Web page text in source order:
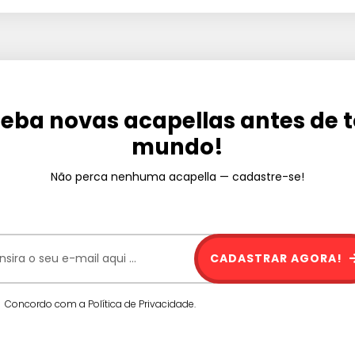
novas acapellas antes de
mundo!
Não perca nenhuma acapella — cadastre-se!
Concordo com a Política de Privacidade.
CADASTRAR AGORA!